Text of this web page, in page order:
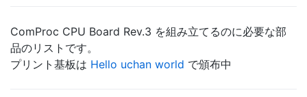
ComProc CPU Board Rev.3 を組み立てるのに必要な部
品のリストです。
プリント基板は Hello uchan world で頒布中